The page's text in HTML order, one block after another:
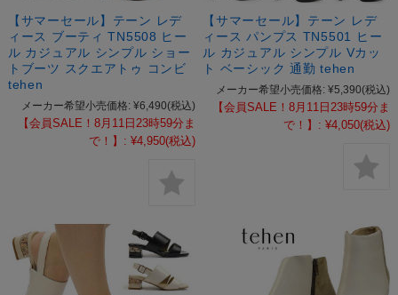
【サマーセール】テーン レデ
ィース ブーティ TN5508 ヒー
ル カジュアル シンプル ショー
トブーツ スクエアトゥ コンビ
tehen
メーカー希望小売価格: ¥6,490(税込)
【会員SALE！8月11日23時59分ま
で！】: ¥4,950(税込)
【サマーセール】テーン レデ
ィース パンプス TN5501 ヒー
ル カジュアル シンプル Vカッ
ト ベーシック 通勤 tehen
メーカー希望小売価格: ¥5,390(税込)
【会員SALE！8月11日23時59分ま
で！】: ¥4,050(税込)